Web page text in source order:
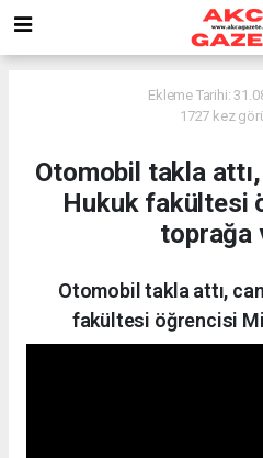
Ekleme Tarihi:
1727 kez
Otomobil takla
Hukuk fakültesi
toprağa
Otomobil takla attı,
fakültesi öğrencisi